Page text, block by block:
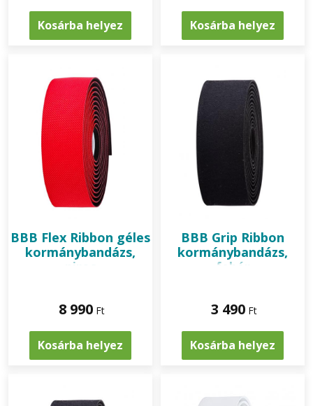
Kosárba helyez Kosárba helyez
BBB Flex Ribbon géles
kormánybandázs,
piros
8 990 Ft
Kosárba helyez
BBB Grip Ribbon
kormánybandázs,
fehér
3 490 Ft
Kosárba helyez